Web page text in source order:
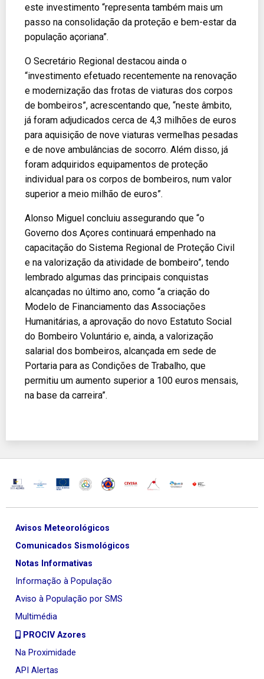
este investimento “representa também mais um
passo na consolidação da proteção e bem-estar da
população açoriana”.
O Secretário Regional destacou ainda o
“investimento efetuado recentemente na renovação
e modernização das frotas de viaturas dos corpos
de bombeiros”, acrescentando que, “neste âmbito,
já foram adjudicados cerca de 4,3 milhões de euros
para aquisição de nove viaturas vermelhas pesadas
e de nove ambulâncias de socorro. Além disso, já
foram adquiridos equipamentos de proteção
individual para os corpos de bombeiros, num valor
superior a meio milhão de euros”.
Alonso Miguel concluiu assegurando que “o
Governo dos Açores continuará empenhado na
capacitação do Sistema Regional de Proteção Civil
e na valorização da atividade de bombeiro”, tendo
lembrado algumas das principais conquistas
alcançadas no último ano, como “a criação do
Modelo de Financiamento das Associações
Humanitárias, a aprovação do novo Estatuto Social
do Bombeiro Voluntário e, ainda, a valorização
salarial dos bombeiros, alcançada em sede de
Portaria para as Condições de Trabalho, que
permitiu um aumento superior a 100 euros mensais,
na base da carreira”.
Avisos Meteorológicos
Comunicados Sismológicos
Notas Informativas
Informação à População
Aviso à População por SMS
Multimédia
PROCIV Azores
Na Proximidade
API Alertas